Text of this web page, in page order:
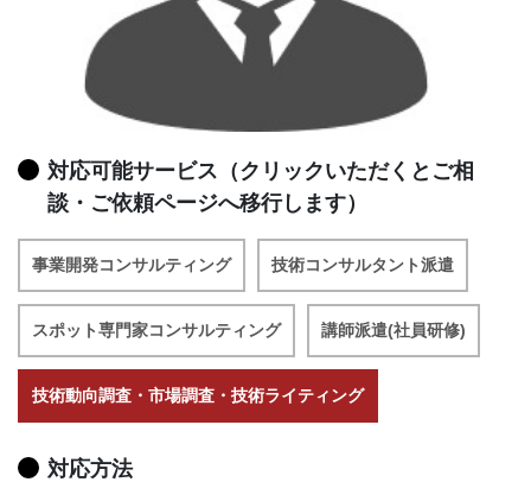
対応可能サービス（クリックいただくとご相
談・ご依頼ページへ移行します）
事業開発コンサルティング 技術コンサルタント派遣
スポット専門家コンサルティング 講師派遣(社員研修)
技術動向調査・市場調査・技術ライティング
対応方法